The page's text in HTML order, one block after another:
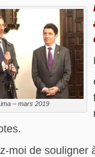
– mars 2019
moi de souligner